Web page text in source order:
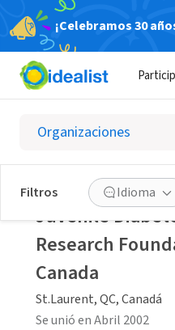
¡Celebramos 30
Filtros Idioma
Juvenile
Research
Canada
St.Laurent, QC, Canadá
Se unió en Abril 2002